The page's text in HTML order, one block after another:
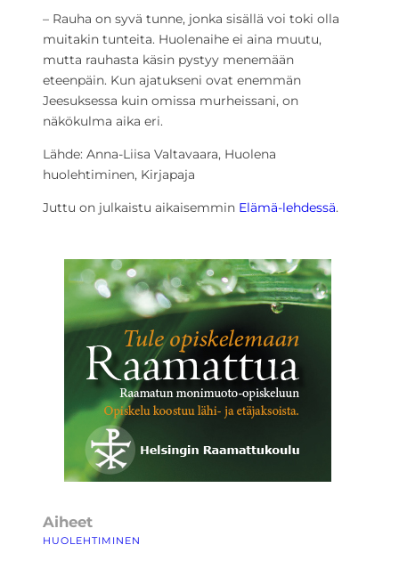
– Rauha on syvä tunne, jonka sisällä voi toki olla
muitakin tunteita. Huolenaihe ei aina muutu,
mutta rauhasta käsin pystyy menemään
eteenpäin. Kun ajatukseni ovat enemmän
Jeesuksessa kuin omissa murheissani, on
näkökulma aika eri.
Lähde: Anna-Liisa Valtavaara, Huolena
huolehtiminen, Kirjapaja
Juttu on julkaistu aikaisemmin Elämä-lehdessä.
Aiheet
HUOLEHTIMINEN